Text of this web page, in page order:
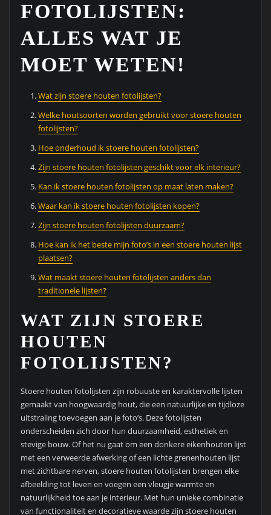
FOTOLIJSTEN:
ALLES WAT JE
MOET WETEN!
Wat zijn stoere houten fotolijsten?
Welke houtsoorten worden gebruikt voor stoere houten
fotolijsten?
Hoe onderhoud ik stoere houten fotolijsten?
Zijn stoere houten fotolijsten geschikt voor elk interieur?
Kan ik stoere houten fotolijsten op maat laten maken?
Waar kan ik stoere houten fotolijsten kopen?
Zijn stoere houten fotolijsten duurzaam?
Hoe kan ik het beste mijn foto’s in een stoere houten lijst
plaatsen?
Wat maakt stoere houten fotolijsten anders dan
traditionele lijsten?
WAT ZIJN STOERE
HOUTEN
FOTOLIJSTEN?
Stoere houten fotolijsten zijn robuuste en karaktervolle lijsten
gemaakt van hoogwaardig hout, die een natuurlijke en tijdloze
uitstraling toevoegen aan je foto’s. Deze fotolijsten
onderscheiden zich door hun duurzaamheid, esthetiek en
stevige bouw. Of het nu gaat om een donkere eikenhouten lijst
met een verweerde afwerking of een lichte grenenhouten lijst
met zichtbare nerven, stoere houten fotolijsten brengen elke
afbeelding tot leven en voegen een vleugje warmte en
natuurlijkheid toe aan je interieur. Met hun unieke combinatie
van functionaliteit en decoratieve waarde zijn stoere houten